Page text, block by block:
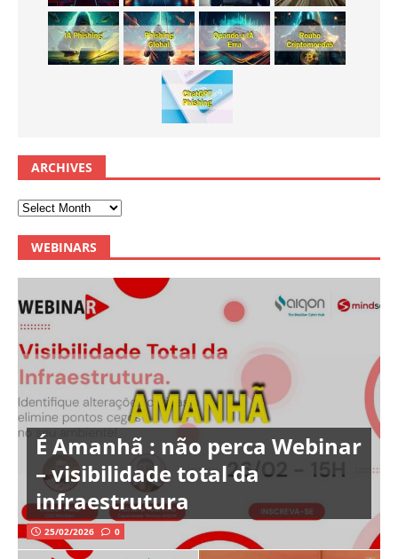
ARCHIVES
WEBINARS
É Amanhã : não perca Webinar
– visibilidade total da
infraestrutura
25/02/2026 0